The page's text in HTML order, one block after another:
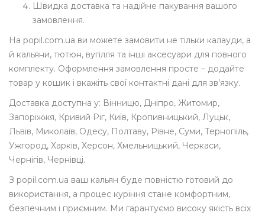
Швидка доставка та надійне пакування вашого
замовлення.
На popil.com.ua ви можете замовити не тільки калауди, а
й кальяни, тютюн, вугілля та інші аксесуари для повного
комплекту. Оформлення замовлення просте – додайте
товар у кошик і вкажіть свої контактні дані для зв’язку.
Доставка доступна у: Вінницю, Дніпро, Житомир,
Запоріжжя, Кривий Ріг, Київ, Кропивницький, Луцьк,
Львів, Миколаїв, Одесу, Полтаву, Рівне, Суми, Тернопіль,
Ужгород, Харків, Херсон, Хмельницький, Черкаси,
Чернігів, Чернівці.
З popil.com.ua ваш кальян буде повністю готовий до
використання, а процес куріння стане комфортним,
безпечним і приємним. Ми гарантуємо високу якість всіх